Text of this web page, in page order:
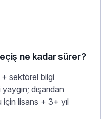
ne kadar sürer?
sektörel bilgi
dışarıdan
lisans + 3+ yıl